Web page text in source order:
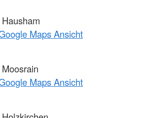
Maps Ansicht
Maps Ansicht